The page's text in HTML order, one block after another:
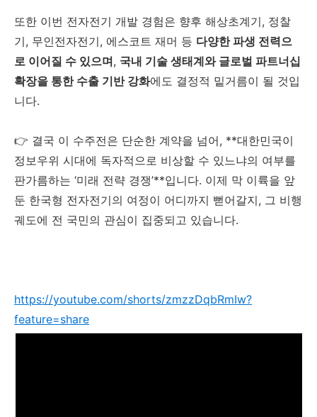
또한 이번 전자전기 개발 경험은 향후 해상초계기, 정찰
기, 무인전자전기, 에스코트 재머 등 다양한 파생 전력으
로 이어질 수 있으며, 국내 기술 생태계와 글로벌 파트너십
확장을 통한 수출 기반 강화에도 결정적 밑거름이 될 것입
니다.
👉 결국 이 수주전은 단순한 계약을 넘어, **대한민국이
정보우위 시대에 독자적으로 비상할 수 있느냐의 여부를
판가름하는 ‘미래 전략 경쟁’**입니다. 이제 막 이륙을 앞
둔 한국형 전자전기의 여정이 어디까지 뻗어갈지, 그 비행
궤도에 전 국민의 관심이 집중되고 있습니다.
https://youtube.com/shorts/zmzzDqbRmIw?
feature=share